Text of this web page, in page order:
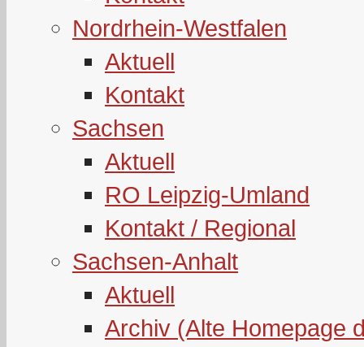
Nordrhein-Westfalen
Aktuell
Kontakt
Sachsen
Aktuell
RO Leipzig-Umland
Kontakt / Regional
Sachsen-Anhalt
Aktuell
Archiv (Alte Homepage